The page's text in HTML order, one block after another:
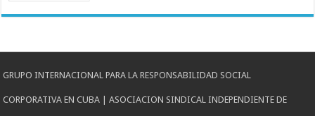
GRUPO INTERNACIONAL PARA LA RESPONSABILIDAD SOCIAL
CORPORATIVA EN CUBA | ASOCIACION SINDICAL INDEPENDIENTE DE